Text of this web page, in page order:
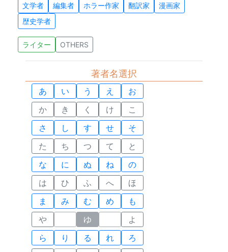
文学者
編集者 ホラー作家 翻訳家
漫画家
歴史学者
ライター OTHERS
著者名選択
あ い う え
お
か
き く け
こ
さ
し す せ
そ
た
ち つ て
と
な
に ぬ ね
の
は
ひ ふ へ
ほ
ま
み む め
も
や
ゆ
よ
ら
り る れ
ろ